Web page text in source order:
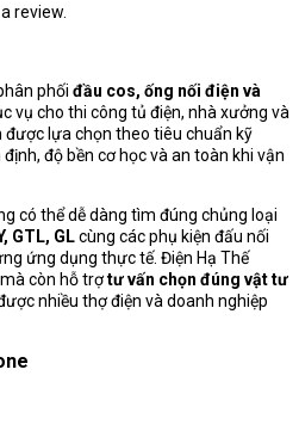
review.
phối đầu cos, ống nối điện và
vụ cho thi công tủ điện, nhà xưởng và
được lựa chọn theo tiêu chuẩn kỹ
độ bền cơ học và an toàn khi vận
có thể dễ dàng tìm đúng chủng loại
GTL, GLcùng các phụ kiện đấu nối
ứng dụng thực tế. Điện Hạ Thế
còn hỗ trợtư vấn chọn đúng vật tư
nhiều thợ điện và doanh nghiệp